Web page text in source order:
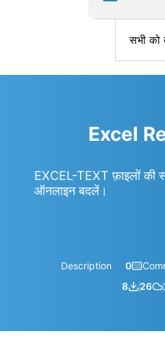
सभी को
Excel
EXCEL-TEXT फ़ाइलों की
ऑनलाइन बदलें।
Description 0
8
26